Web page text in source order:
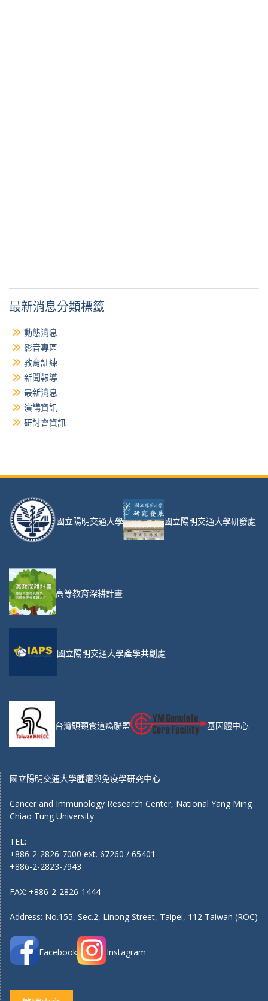
最新消息分類標籤
動態消息
影音專區
教育訓練
新聞報導
最新消息
演講資訊
研討會資訊
國立陽明交通大學 國立陽明交通大學研發處
高等教育深耕計畫
國立陽明交通大學產學共創處
台灣頭頸食道癌聯盟 基因體中心
國立陽明交通大學腫瘤與免疫學研究中心
Cancer and Immunology Research Center, National Yang Ming
Chiao Tung University
TEL:
+886-2-2826-7000 ext. 67260 / 65401
+886-2-2823-7943
FAX: +886-2-2826-1444
Address: No.155, Sec.2, Linong Street, Taipei, 112 Taiwan (ROC)
Facebook Instagram